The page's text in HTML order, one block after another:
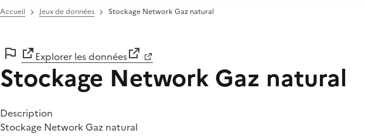
Accueil Jeux de données Stockage Network Gaz natural
Explorer les données
Stockage Network Gaz natural
Description
Stockage Network Gaz natural